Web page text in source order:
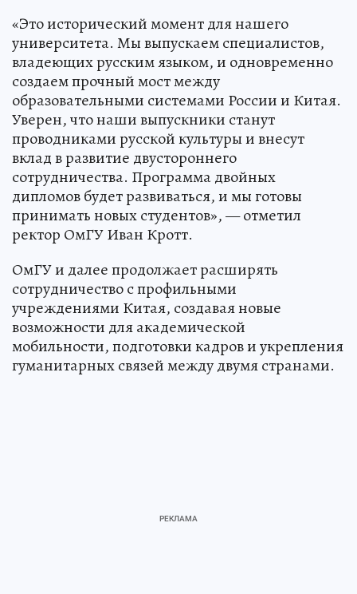
«Это исторический момент для нашего
университета. Мы выпускаем специалистов,
владеющих русским языком, и одновременно
создаем прочный мост между
образовательными системами России и Китая.
Уверен, что наши выпускники станут
проводниками русской культуры и внесут
вклад в развитие двустороннего
сотрудничества. Программа двойных
дипломов будет развиваться, и мы готовы
принимать новых студентов», — отметил
ректор ОмГУ Иван Кротт.
ОмГУ и далее продолжает расширять
сотрудничество с профильными
учреждениями Китая, создавая новые
возможности для академической
мобильности, подготовки кадров и укрепления
гуманитарных связей между двумя странами.